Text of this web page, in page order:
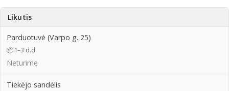
Likutis
Parduotuvė (Varpo g. 25)
📦1–3 d.d.
Neturime
Tiekėjo sandėlis